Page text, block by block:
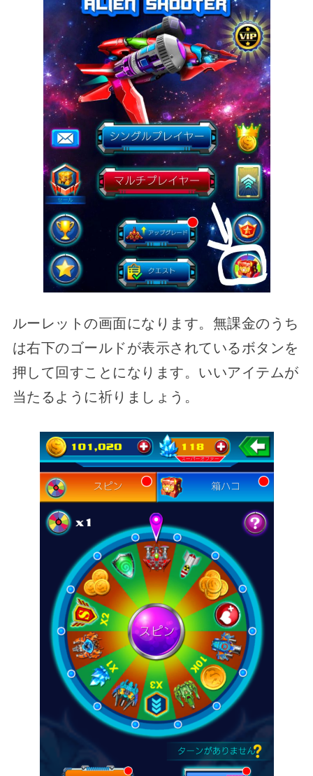
ルーレットの画面になります。無課金のうち
は右下のゴールドが表示されているボタンを
押して回すことになります。いいアイテムが
当たるように祈りましょう。